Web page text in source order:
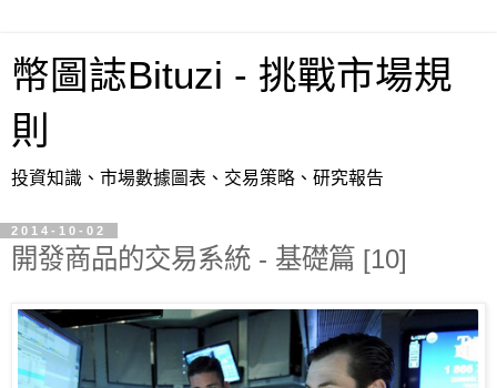
幣圖誌Bituzi - 挑戰市場規
則
投資知識、市場數據圖表、交易策略、研究報告
2014-10-02
開發商品的交易系統 - 基礎篇 [10]